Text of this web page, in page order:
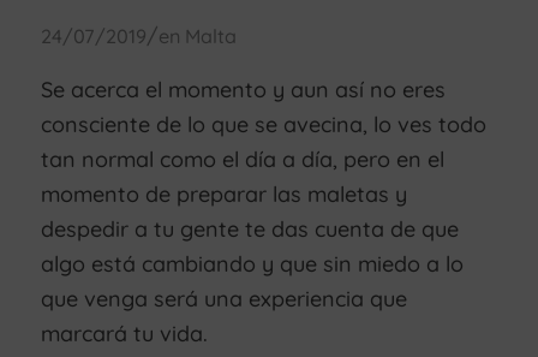
24/07/2019/en Malta
Se acerca el momento y aun así no eres
consciente de lo que se avecina, lo ves todo
tan normal como el día a día, pero en el
momento de preparar las maletas y
despedir a tu gente te das cuenta de que
algo está cambiando y que sin miedo a lo
que venga será una experiencia que
marcará tu vida.